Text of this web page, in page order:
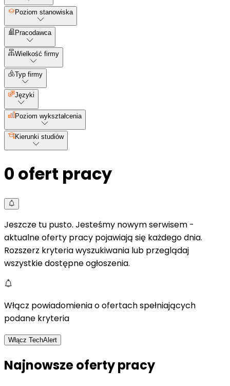
Poziom stanowiska
Pracodawca
Wielkość firmy
Typ firmy
Języki
Poziom wykształcenia
Kierunki studiów
0 ofert pracy
Jeszcze tu pusto. Jesteśmy nowym serwisem -
aktualne oferty pracy pojawiają się każdego dnia.
Rozszerz kryteria wyszukiwania lub przeglądaj
wszystkie dostępne ogłoszenia.
Włącz powiadomienia o ofertach spełniających
podane kryteria
Włącz TechAlert
Najnowsze oferty pracy